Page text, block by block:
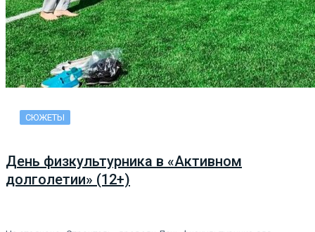
СЮЖЕТЫ
День физкультурника в «Активном
долголетии» (12+)